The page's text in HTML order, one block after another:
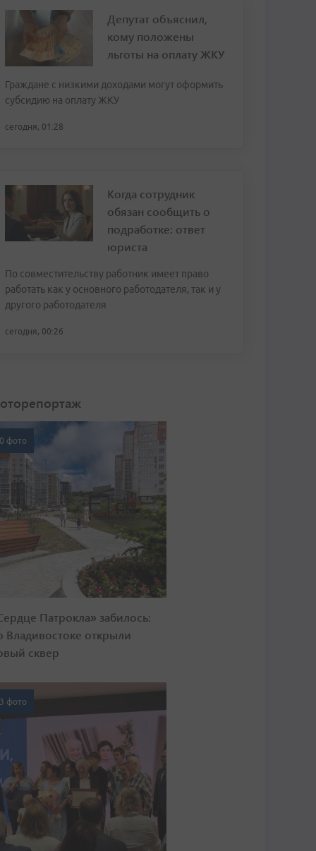
Депутат объяснил,
кому положены
льготы на оплату ЖКУ
Граждане с низкими доходами могут оформить
субсидию на оплату ЖКУ
сегодня, 01:28
Когда сотрудник
обязан сообщить о
подработке: ответ
юриста
По совместительству работник имеет право
работать как у основного работодателя, так и у
другого работодателя
сегодня, 00:26
фото
Патрокла» забилось:
Владивостоке открыли
сквер
фото